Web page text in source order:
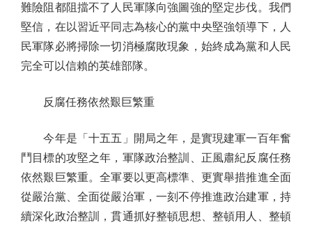
難險阻都阻擋不了人民軍隊向強圖強的堅定步伐。我們
堅信，在以習近平同志為核心的黨中央堅強領導下，人
民軍隊必將掃除一切消極腐敗現象，始終成為黨和人民
完全可以信賴的英雄部隊。
反腐任務依然艱巨繁重
今年是「十五五」開局之年，是實現建軍一百年奮
鬥目標的攻堅之年，軍隊政治整訓、正風肅紀反腐任務
依然艱巨繁重。全軍要以更高標準、更實舉措推進全面
從嚴治黨、全面從嚴治軍，一刻不停推進政治建軍，持
續深化政治整訓，貫通抓好整頓思想、整頓用人、整頓